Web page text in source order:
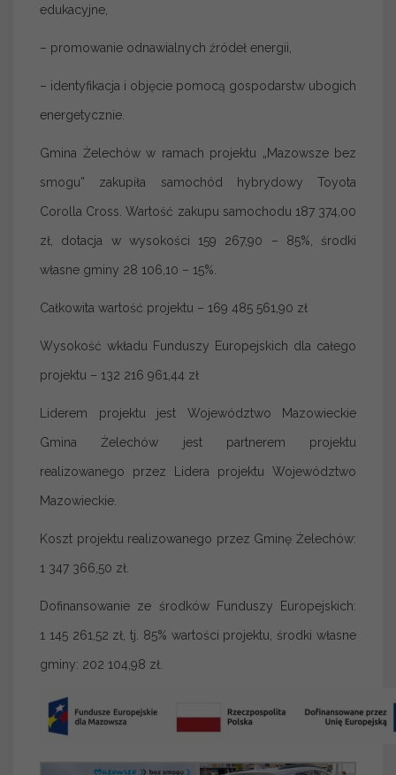
edukacyjne,
– promowanie odnawialnych źródeł energii,
– identyfikacja i objęcie pomocą gospodarstw ubogich
energetycznie.
Gmina Żelechów w ramach projektu „Mazowsze bez
smogu” zakupiła samochód hybrydowy Toyota
Corolla Cross. Wartość zakupu samochodu 187 374,00
zł, dotacja w wysokości 159 267,90 – 85%, środki
własne gminy 28 106,10 – 15%.
Całkowita wartość projektu – 169 485 561,90 zł
Wysokość wkładu Funduszy Europejskich dla całego
projektu – 132 216 961,44 zł
Liderem projektu jest Województwo Mazowieckie
Gmina Żelechów jest partnerem projektu
realizowanego przez Lidera projektu Województwo
Mazowieckie.
Koszt projektu realizowanego przez Gminę Żelechów:
1 347 366,50 zł.
Dofinansowanie ze środków Funduszy Europejskich:
1 145 261,52 zł, tj. 85% wartości projektu, środki własne
gminy: 202 104,98 zł.